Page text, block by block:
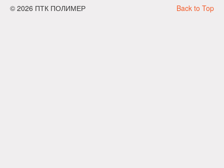
Back to Top
© 2026 ПТК ПОЛИМЕР